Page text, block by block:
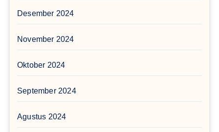
Desember 2024
November 2024
Oktober 2024
September 2024
Agustus 2024